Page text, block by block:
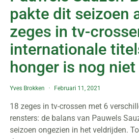
pakte dit seizoen
zeges in tv-
internationale
honger is nog niet
Yves Brokken Februari 11, 2021
18 zeges in tv-crossen met 6
rensters: de balans van Pauwels
seizoen ongezien in het veldrijden.